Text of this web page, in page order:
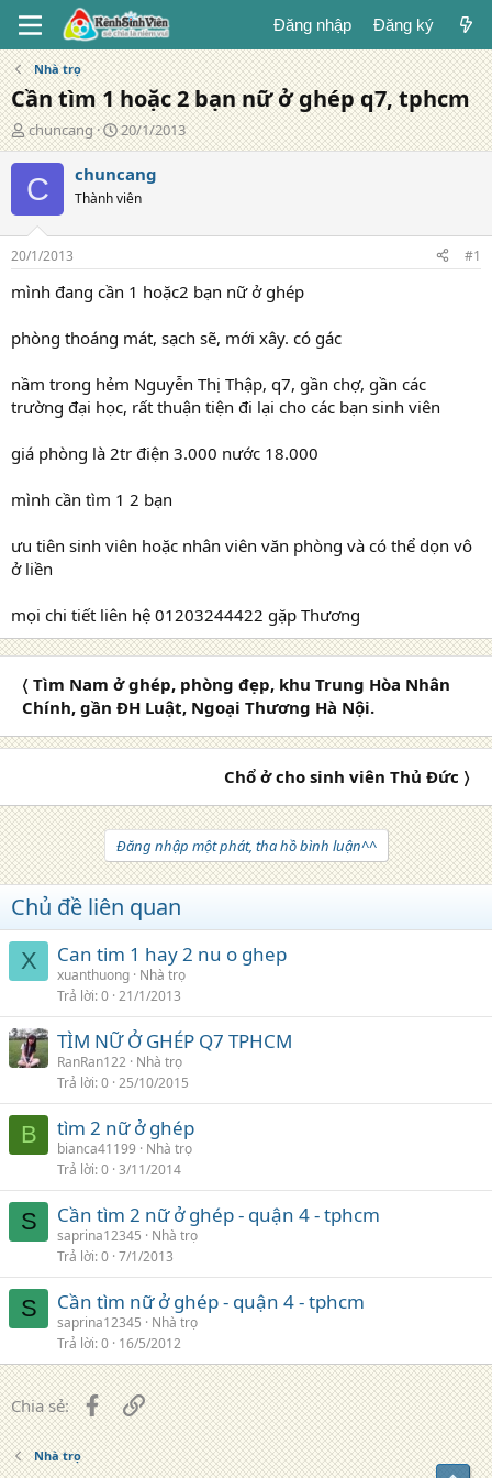
Đăng nhập Đăng ký
Nhà trọ
Cần tìm 1 hoặc 2 bạn nữ ở ghép q7, tphcm
T
á
c
g
ả
chuncang
N
g
à
y
đ
g
20/1/2013
C chuncang
Thành viên
20/1/2013 #1
mình đang cần 1 hoặc2 bạn nữ ở ghép
phòng thoáng mát, sạch sẽ, mới xây. có gác
nầm trong hẻm Nguyễn Thị Thập, q7, gần chợ, gần các
trường đại học, rất thuận tiện đi lại cho các bạn sinh viên
giá phòng là 2tr điện 3.000 nước 18.000
mình cần tìm 1 2 bạn
ưu tiên sinh viên hoặc nhân viên văn phòng và có thể dọn vô
ở liền
mọi chi tiết liên hệ 01203244422 gặp Thương
〈 Tìm Nam ở ghép, phòng đẹp, khu Trung Hòa Nhân
Chính, gần ĐH Luật, Ngoại Thương Hà Nội.
Chổ ở cho sinh viên Thủ Đức 〉
Đăng nhập một phát, tha hồ bình luận^^
Chủ đề liên quan
X Can tim 1 hay 2 nu o ghep
xuanthuong Nhà trọ
Trả lời 0 21/1/2013
TÌM NỮ Ở GHÉP Q7 TPHCM
RanRan122 Nhà trọ
Trả lời 0 25/10/2015
B tìm 2 nữ ở ghép
bianca41199
Nhà trọ
Trả lời 0 3/11/2014
S Cần tìm 2 nữ ở ghép - quận 4 - tphcm
saprina12345
Nhà trọ
Trả lời 0 7/1/2013
S Cần tìm nữ ở ghép - quận 4 - tphcm
saprina12345
Nhà trọ
Trả lời 0 16/5/2012
Chia sẻ: FacebookLiên kết
Nhà trọ